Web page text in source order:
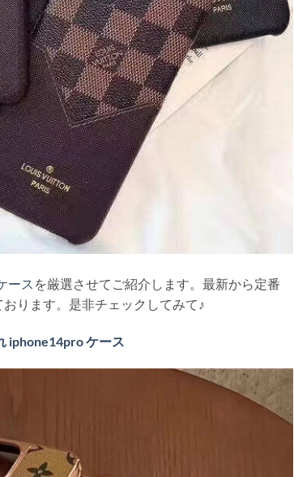
ース を厳選させてご紹介します。最新から定番
ります。是非チェックしてみて♪
iphone14pro ケース